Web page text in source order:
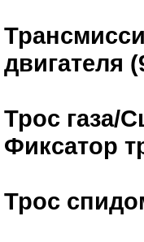
двигателя
Трос газа/
Фиксатор
Трос